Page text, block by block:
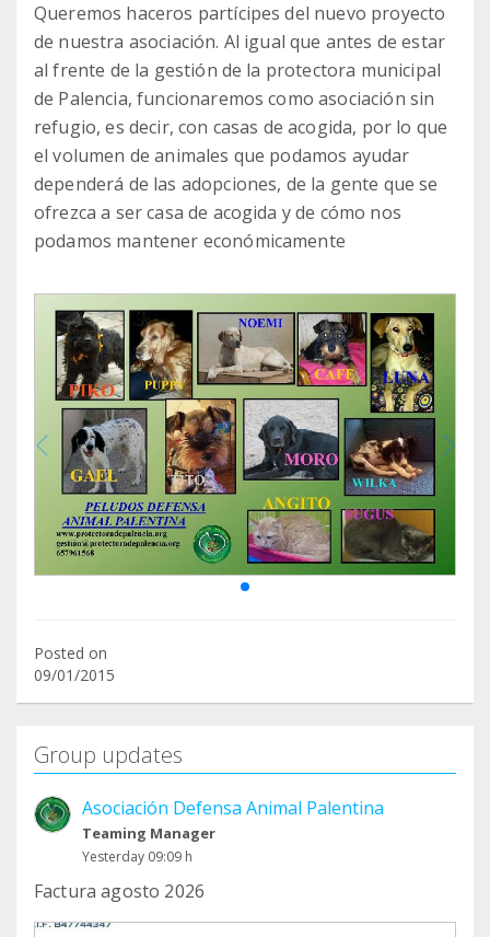
Queremos haceros partícipes del nuevo proyecto
de nuestra asociación. Al igual que antes de estar
al frente de la gestión de la protectora municipal
de Palencia, funcionaremos como asociación sin
refugio, es decir, con casas de acogida, por lo que
el volumen de animales que podamos ayudar
dependerá de las adopciones, de la gente que se
ofrezca a ser casa de acogida y de cómo nos
podamos mantener económicamente
Posted on
09/01/2015
Group updates
Asociación Defensa Animal Palentina
Teaming Manager
Yesterday 09:09 h
Factura agosto 2026